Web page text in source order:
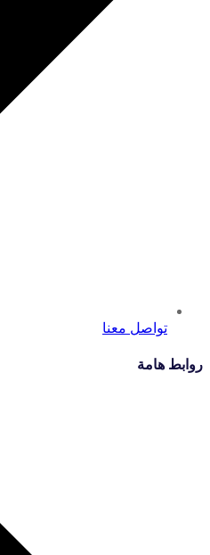
تواصل معنا
روابط هامة